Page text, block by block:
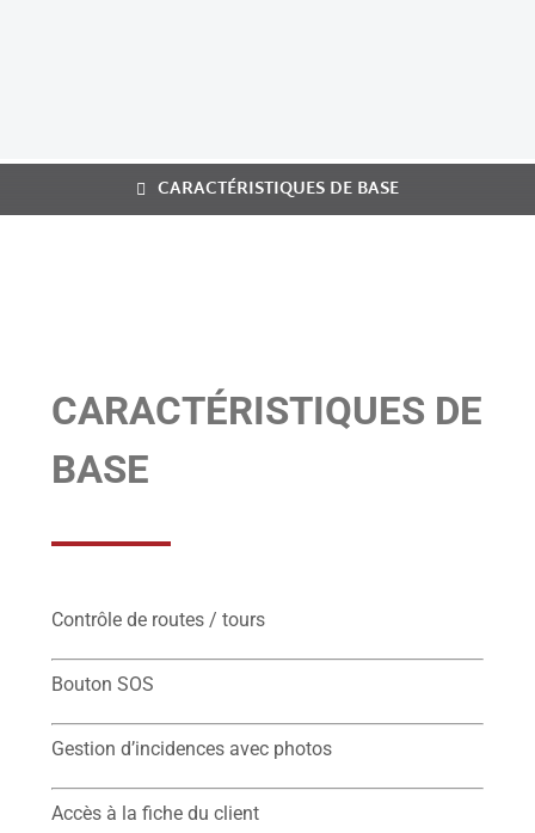
CARACTÉRISTIQUES DE BASE
CARACTÉRISTIQUES DE
BASE
Contrôle de routes / tours
Bouton SOS
Gestion d’incidences avec photos
Accès à la fiche du client